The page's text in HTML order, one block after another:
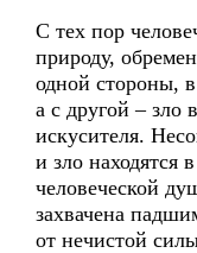
С тех пор
природу,
одной стороны, в
а с другой – зло
искусителя.
и зло находятся
человеческой
захвачена
от нечистой